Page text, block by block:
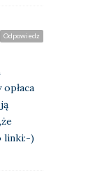
Odpowiedz
linki:-)